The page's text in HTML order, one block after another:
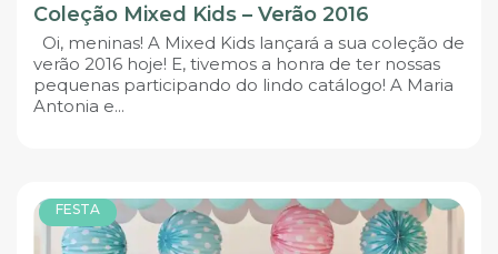
Coleção Mixed Kids – Verão 2016
Oi, meninas! A Mixed Kids lançará a sua coleção de
verão 2016 hoje! E, tivemos a honra de ter nossas
pequenas participando do lindo catálogo! A Maria
Antonia e...
FESTA